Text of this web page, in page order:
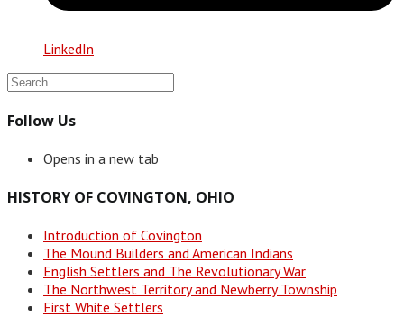
LinkedIn
Follow Us
Opens in a new tab
HISTORY OF COVINGTON, OHIO
Introduction of Covington
The Mound Builders and American Indians
English Settlers and The Revolutionary War
The Northwest Territory and Newberry Township
First White Settlers